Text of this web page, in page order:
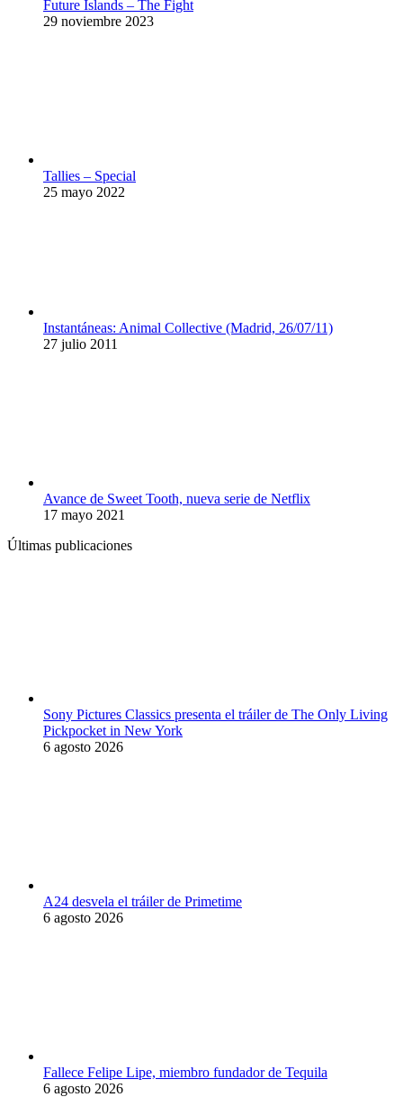
Future Islands – The Fight
29 noviembre 2023
Tallies – Special
25 mayo 2022
Instantáneas: Animal Collective (Madrid, 26/07/11)
27 julio 2011
Avance de Sweet Tooth, nueva serie de Netflix
17 mayo 2021
Últimas publicaciones
Sony Pictures Classics presenta el tráiler de The Only Living
Pickpocket in New York
6 agosto 2026
A24 desvela el tráiler de Primetime
6 agosto 2026
Fallece Felipe Lipe, miembro fundador de Tequila
6 agosto 2026